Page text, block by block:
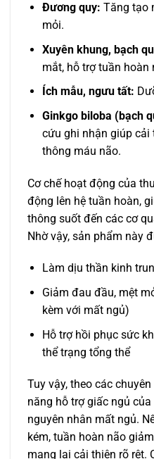
Đương quy: Tăng tạo
mỏi.
Xuyên khung, bạch
mắt, hỗ trợ tuần hoàn
Ích mẫu, ngưu tất:
Ginkgo biloba (bạch
cứu ghi nhận giúp cải
thông máu não.
Cơ chế hoạt động của
động lên hệ tuần hoàn,
thông suốt đến các cơ
Nhờ vậy, sản phẩm này
Làm dịu thần kinh
Giảm đau đầu, mệt
kèm với mất ngủ)
Hỗ trợ hồi phục sức
thể trạng tổng thể
Tuy vậy, theo các
năng hỗ trợ giấc ngủ
nguyên nhân mất ngủ.
kém, tuần hoàn não
mang lại cải thiện rõ rệt.